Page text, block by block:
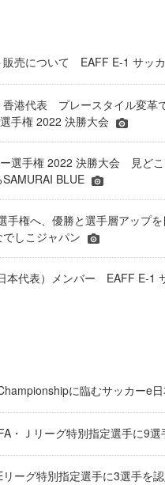
販売について EAFF E-1 サッ
香港代表 プレースタイル変革
手権 2022 決勝大会
ー選手権 2022 決勝大会 見ど
BLUE
手権へ、優勝と選手層アップ
しこジャパン
本代表）メンバー EAFF E-1
に臨むサッカーe
・Ｊリーグ特別指定選手に9選
ーグ特別指定選手に3選手を